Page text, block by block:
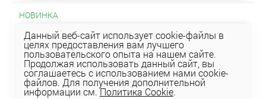
НОВИНКА
Данный веб-сайт использует cookie-файлы в
целях предоставления вам лучшего
пользовательского опыта на нашем сайте.
Продолжая использовать данный сайт, вы
соглашаетесь с использованием нами cookie-
файлов. Для получения дополнительной
информации см.Политика Cookie.